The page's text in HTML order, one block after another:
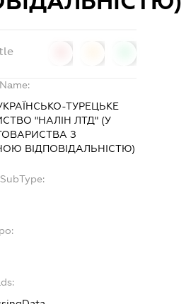
ТУРЕЦЬКЕ
"НАЛІН ЛТД" (У
З
ВІДПОВІДАЛЬНІСТЮ)